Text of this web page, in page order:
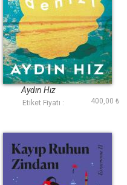
Hayal Denizi
Aydın Hız
Etiket Fiyatı : 400,00 ₺